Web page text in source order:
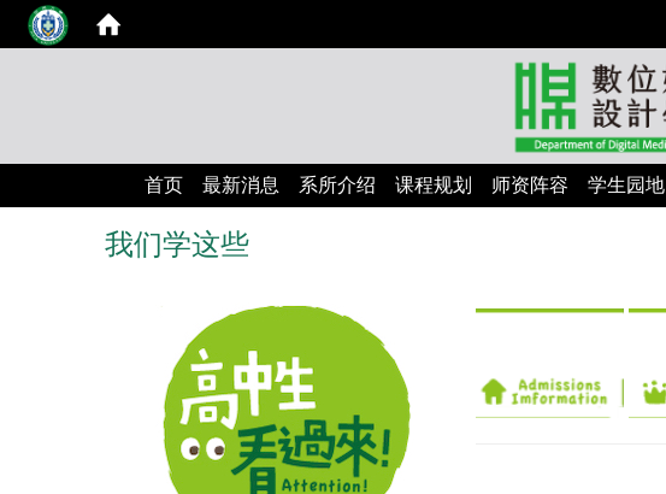
首页 最新消息 系所介绍 课程规划 师资阵容 学生园地
我们学这些